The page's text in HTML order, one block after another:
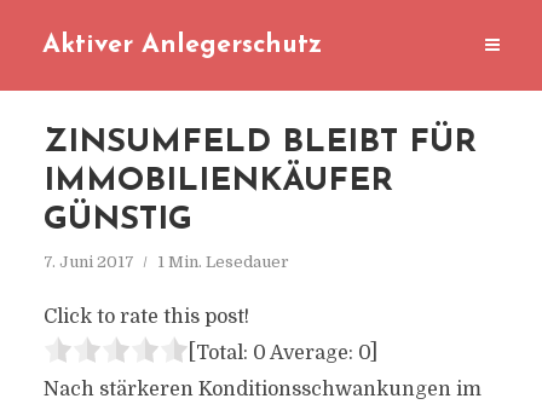
Aktiver Anlegerschutz
ZINSUMFELD BLEIBT FÜR
IMMOBILIENKÄUFER
GÜNSTIG
7. Juni 2017 1 Min. Lesedauer
Click to rate this post!
[Total: 0 Average: 0]
Nach stärkeren Konditionsschwankungen im